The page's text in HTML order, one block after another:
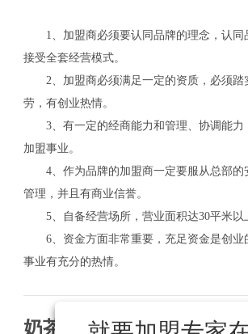
1、加盟商必须要认同品牌的理念，认同
接受全套经营模式。
2、加盟商必须满足一定的资质，必须踏
劳，有创业热情。
3、有一定的经商能力和管理、协调能力
加盟事业。
4、作为品牌的加盟商一定要服从总部的
管理，并且有商业信誉。
5、自备经营场所，营业面积达30平米以
6、资金方面非常重要，充足资金是创业
事业有充分的热情。
奶茶饮料店加盟流程